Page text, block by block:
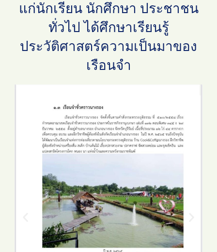
แก่นักเรียน นักศึกษา ประชาชน
ทั่วไป ได้ศึกษาเรียนรู้
ประวัติศาสตร์ความเป็นมาของ
เรือนจำ